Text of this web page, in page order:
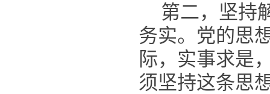
第二，坚持
务实。党的思
际，实事求是
须坚持这条思